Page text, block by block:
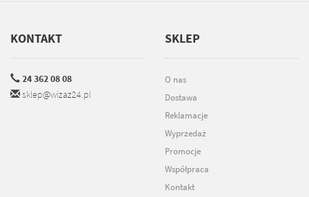
KONTAKT
24 362 08 08
sklep@wizaz24.pl
SKLEP
O nas
Dostawa
Reklamacje
Wyprzedaż
Promocje
Współpraca
Kontakt